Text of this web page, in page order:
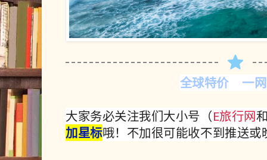
全球特价 一
大家务必关注我们大小号（E旅行网
加星标哦！不加很可能收不到推送或